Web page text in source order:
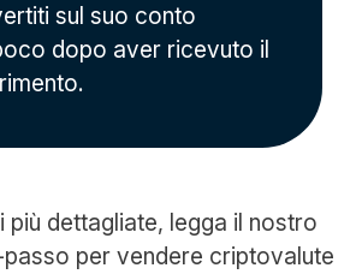
sul suo conto
dopo aver ricevuto il
più dettagliate, legga il nostro
per vendere criptovalute